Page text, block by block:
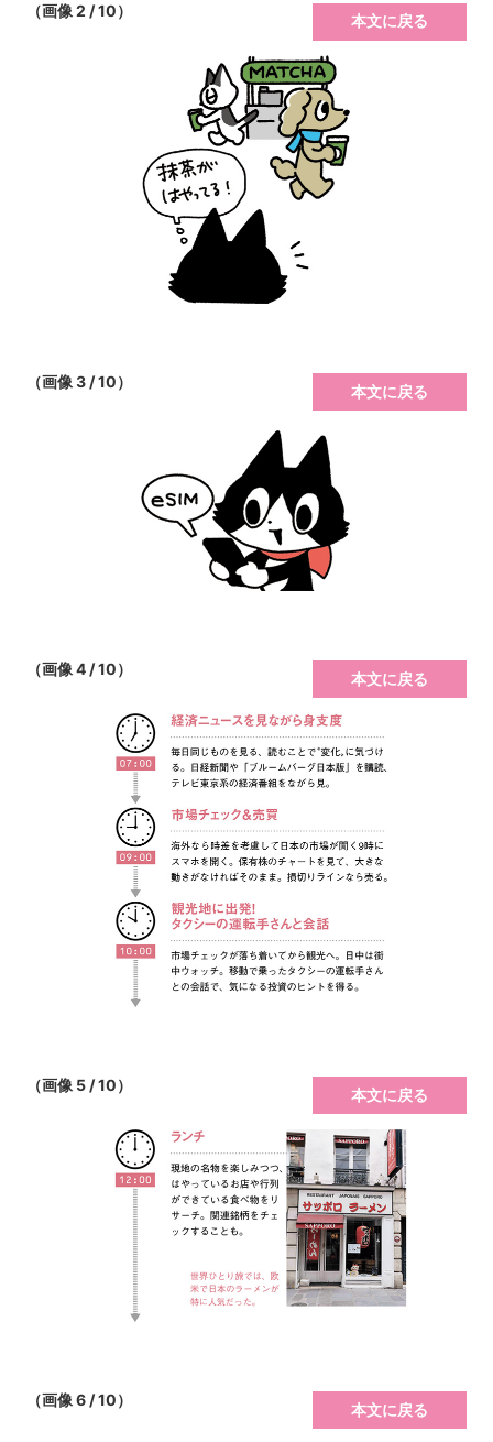
（画像 2 / 10）
本文に戻る
（画像 3 / 10）
本文に戻る
（画像 4 / 10）
本文に戻る
（画像 5 / 10）
本文に戻る
（画像 6 / 10）
本文に戻る